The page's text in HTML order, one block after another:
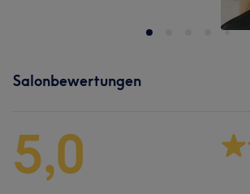
Salonbewertungen
5,0